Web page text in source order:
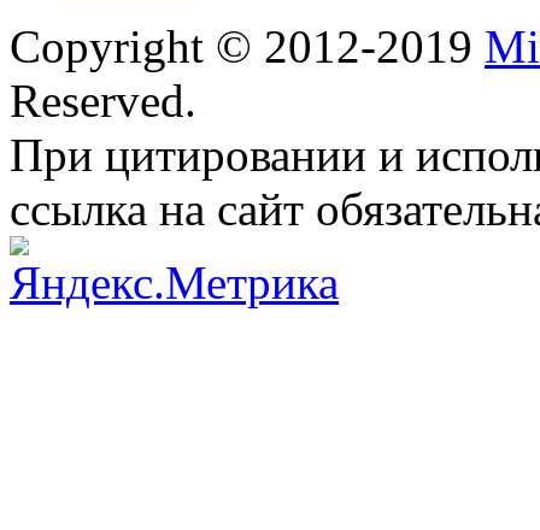
Copyright © 2012-2019
Reserved.
При цитировании и
ссылка на сайт